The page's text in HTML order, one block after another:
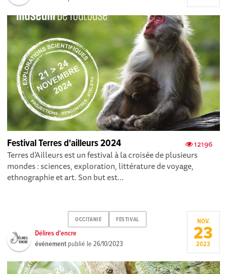
12196
Festival Terres d'ailleurs 2024
Terres d’Ailleurs est un festival à la croisée de plusieurs
mondes : sciences, exploration, littérature de voyage,
ethnographie et art. Son but est...
OCCITANIE FESTIVAL
Délires d'encre
événement publié le26/10/2023
NOV.
23
2023